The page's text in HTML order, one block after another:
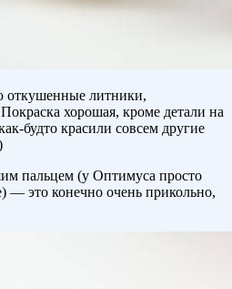
откушенные литники,
хорошая, кроме детали на
будто красили совсем другие
пальцем (у Оптимуса просто
— это конечно очень прикольно,